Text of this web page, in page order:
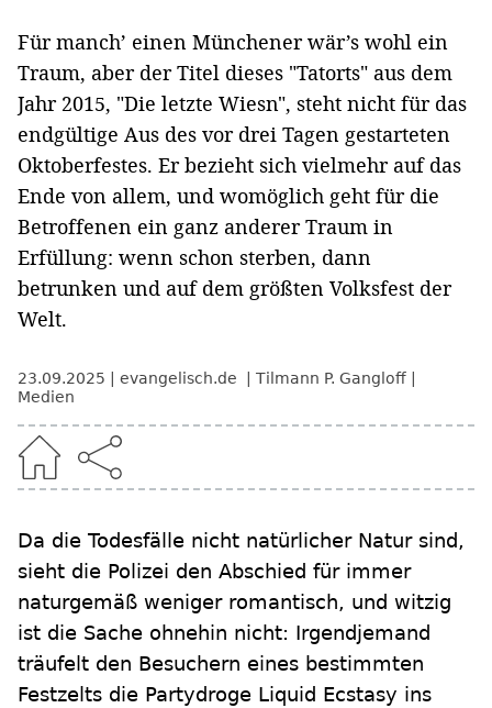
Für manch’ einen Münchener wär’s wohl ein
Traum, aber der Titel dieses "Tatorts" aus dem
Jahr 2015, "Die letzte Wiesn", steht nicht für das
endgültige Aus des vor drei Tagen gestarteten
Oktoberfestes. Er bezieht sich vielmehr auf das
Ende von allem, und womöglich geht für die
Betroffenen ein ganz anderer Traum in
Erfüllung: wenn schon sterben, dann
betrunken und auf dem größten Volksfest der
Welt.
23.09.2025 evangelisch.de
Tilmann P. Gangloff
Medien
Da die Todesfälle nicht natürlicher Natur sind,
sieht die Polizei den Abschied für immer
naturgemäß weniger romantisch, und witzig
ist die Sache ohnehin nicht: Irgendjemand
träufelt den Besuchern eines bestimmten
Festzelts die Partydroge Liquid Ecstasy ins